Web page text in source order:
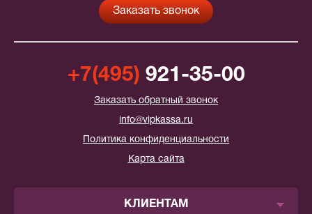
+7(495) 921-35-00
Заказать обратный звонок
info@vipkassa.ru
Политика конфиденциальности
Карта сайта
КЛИЕНТАМ